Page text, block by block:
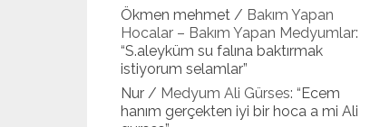
Ökmen mehmet / Bakım Yapan
Hocalar – Bakım Yapan Medyumlar:
“S.aleyküm su falına baktırmak
istiyorum selamlar”
Nur / Medyum Ali Gürses: “Ecem
hanım gerçekten iyi bir hoca a mi Ali